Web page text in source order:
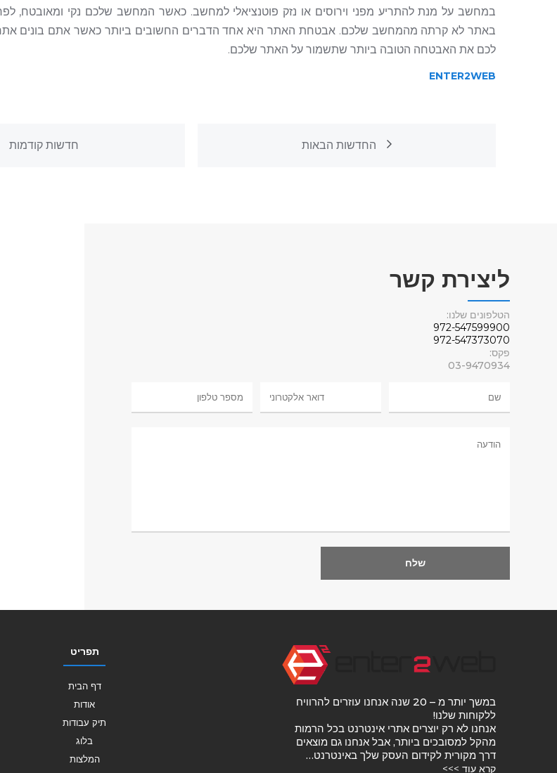
במחשב על מנת להתריע מפני וירוסים או נזק פוטנציאלי למחשב. כאשר המחשב שלכם נקי ומאובטח,
באתר לא קרתה מהמחשב שלכם. אבטחת האתר היא אחד הדברים החשובים ביותר כאשר אתם בונים
לכם את האבטחה הטובה ביותר שתשמור על האתר שלכם.
ENTER2WEB
חדשות קודמות החדשות הבאות
ליצירת קשר
הטלפונים שלנו:
972-547599900
972-547373070
פקס:
03-9470934
במשך יותר מ – 20 שנה אנחנו עוזרים להרוויח
ללקוחות שלנו!
אנחנו לא רק יוצרים אתרי אינטרנט בכל הרמות
מהקל למסובכים ביותר, אבל אנחנו גם מוצאים
דרך מקורית לקידום העסק שלך באינטרנט…
קרא עוד >>>
תפריט
דף הבית
אודות
תיק עבודות
בלוג
המלצות